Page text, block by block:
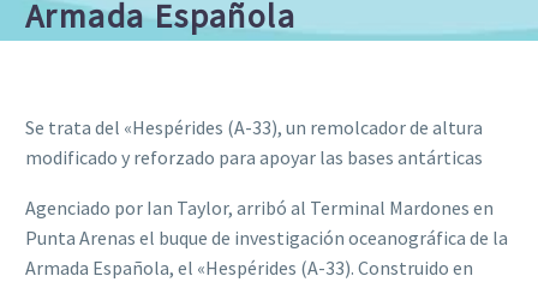
Armada Española
Se trata del «Hespérides (A-33), un remolcador de altura
modificado y reforzado para apoyar las bases antárticas
Agenciado por Ian Taylor, arribó al Terminal Mardones en
Punta Arenas el buque de investigación oceanográfica de la
Armada Española, el «Hespérides (A-33). Construido en